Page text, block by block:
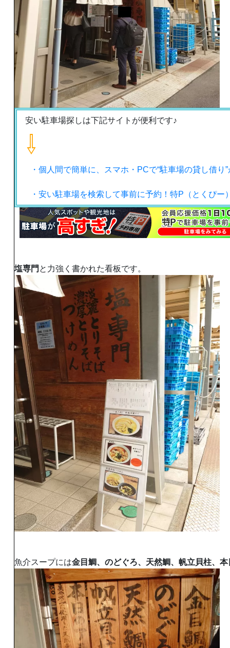
安い駐車場探しは下記サイトが便利です♪
⇩
・個人間で簡単に、スマホ・PCで“駐車場の貸し借
・安い駐車場を検索して事前に予約！特P（とくぴー
塩専門 と力強く書かれた看板です。
魚介スープには金目鯛、のどぐろ、天然鯛、帆立貝柱、本